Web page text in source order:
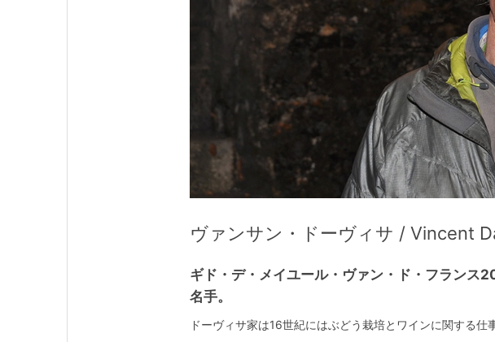
ヴァンサン・ドーヴィサ / Vincent
ギド・デ・メイユール・ヴァン・ド・フランス
名手。
ドーヴィサ家は16世紀にはぶどう栽培とワインに関する仕